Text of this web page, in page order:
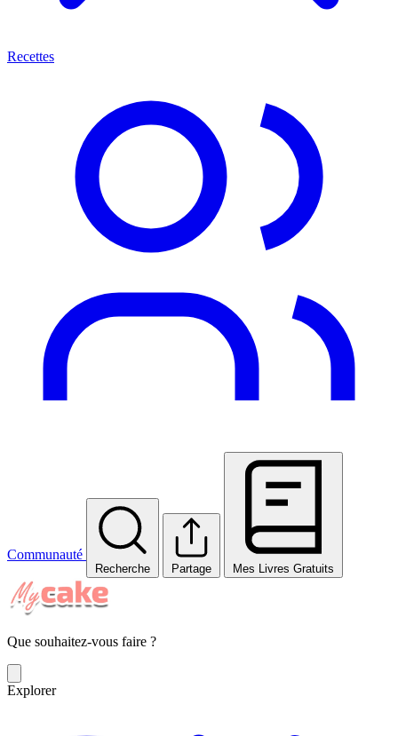
Recettes
Communauté
Recherche Partage Mes Livres Gratuits
Que souhaitez-vous faire ?
Explorer